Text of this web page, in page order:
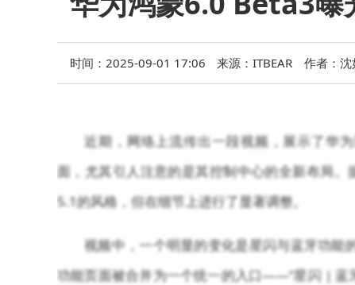
时间：2025-09-01 17:06 来源：ITBEAR 作者：沈
近期，网络上流传出一段视频，展示了华
面，尤其引人注意的是其控制中心的全新布局
5.1的风格，但在细节上进行了显著调整。
视频中，一个明显的变化是星闪与蓝牙功
功能页面被合并为一个统一的入口——“星闪 | 蓝